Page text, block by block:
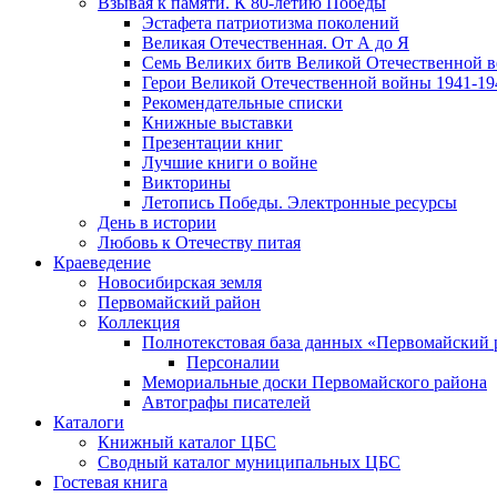
Эcтафета патриотизма поколений
Великая Отечественная. От А до Я
Семь Великих битв Великой Отечественной
Герои Великой Отечественной войны 1941-
Рекомендательные списки
Книжные выставки
Презентации книг
Лучшие книги о войне
Викторины
Летопись Победы. Электронные ресурсы
День в истории
Любовь к Отечеству питая
Краеведение
Новосибирская земля
Первомайский район
Коллекция
Полнотекстовая база данных «Первомайский
Персоналии
Мемориальные доски Первомайского района
Автографы писателей
Каталоги
Книжный каталог ЦБС
Сводный каталог муниципальных ЦБС
Гостевая книга